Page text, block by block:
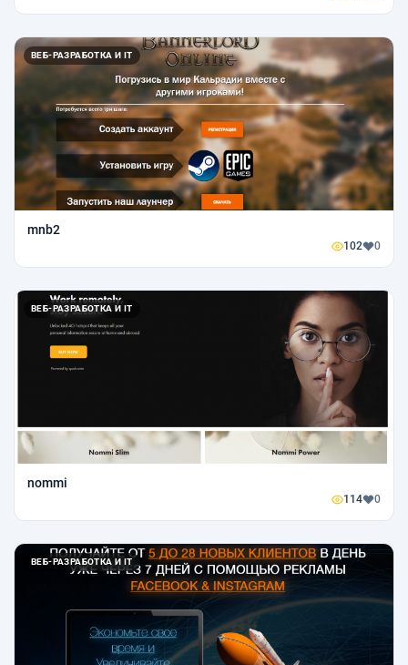
ВЕБ-РАЗРАБОТКА И IT
mnb2
102 0
ВЕБ-РАЗРАБОТКА И IT
nommi
114 0
ВЕБ-РАЗРАБОТКА И IT